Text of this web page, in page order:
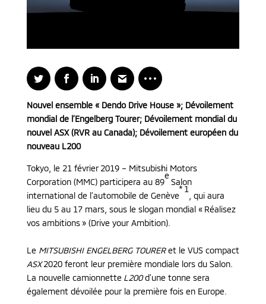
Nouvel ensemble « Dendo Drive House »; Dévoilement
mondial de l’Engelberg Tourer; Dévoilement mondial du
nouvel ASX (RVR au Canada); Dévoilement européen du
nouveau L200
Tokyo, le 21 février 2019 – Mitsubishi Motors
Corporation (MMC) participera au 89
e
Salon
international de l’automobile de Genève
* 1
, qui aura
lieu du 5 au 17 mars, sous le slogan mondial « Réalisez
vos ambitions » (Drive your Ambition).
Le MITSUBISHI ENGELBERG TOURERet le VUS compact
ASX2020 feront leur première mondiale lors du Salon.
La nouvelle camionnette L200d’une tonne sera
également dévoilée pour la première fois en Europe.